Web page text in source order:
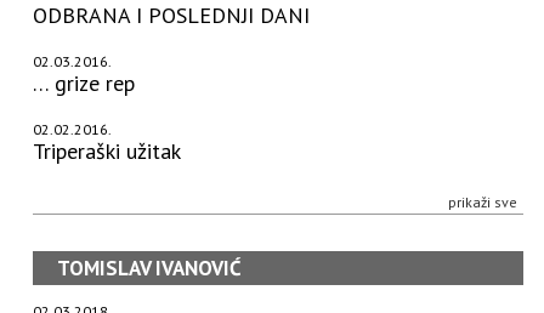
ODBRANA I POSLEDNJI DANI
02.03.2016.
… grize rep
02.02.2016.
Triperaški užitak
prikaži sve
TOMISLAV IVANOVIĆ